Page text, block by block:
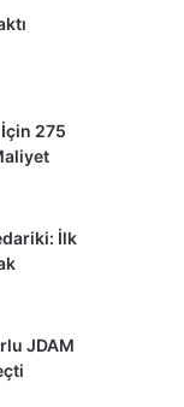
İçin 275
İlk
JDAM